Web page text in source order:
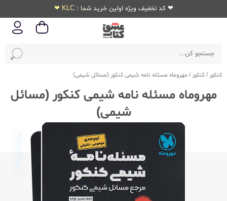
❤ کد تخفیف ویژه اولین خرید شما : KLC ❤
کنکور /کنکور / مهروماه مسئله نامه شیمی کنکور (مسائل شیمی)
مهروماه مسئله نامه شیمی کنکور (مسائل
شیمی)
ویژه‌کنکور